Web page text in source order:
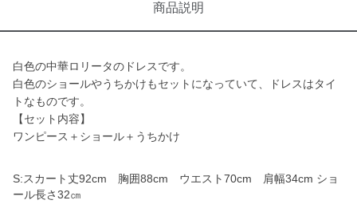
商品説明
白色の中華ロリータのドレスです。
白色のショールやうちかけもセットになっていて、ドレスはタイ
トなものです。
【セット内容】
ワンピース＋ショール＋うちかけ
S:スカート丈92cm 胸囲88cm ウエスト70cm 肩幅34cm ショ
ール長さ32㎝